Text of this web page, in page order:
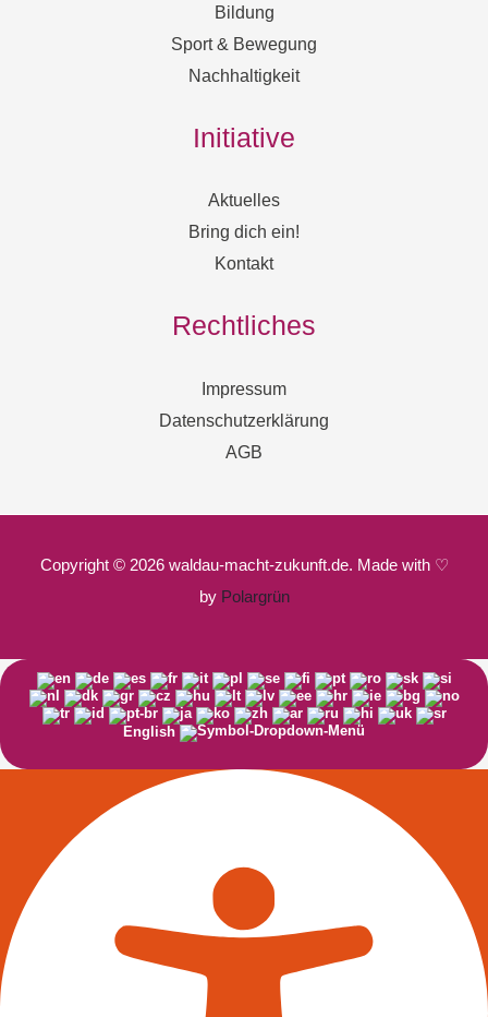
Bildung
Sport & Bewegung
Nachhaltigkeit
Initiative
Aktuelles
Bring dich ein!
Kontakt
Rechtliches
Impressum
Datenschutzerklärung
AGB
Copyright © 2026 waldau-macht-zukunft.de. Made with ♡
by Polargrün
English